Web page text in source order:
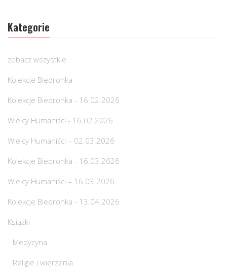
Kategorie
zobacz wszystkie
Kolekcje Biedronka
Kolekcje Biedronka - 16.02.2026
Wielcy Humaniści - 16.02.2026
Wielcy Humaniści – 02.03.2026
Kolekcje Biedronka - 16.03.2026
Wielcy Humaniści – 16.03.2026
Kolekcje Biedronka - 13.04.2026
Książki
Medycyna
Religie i wierzenia